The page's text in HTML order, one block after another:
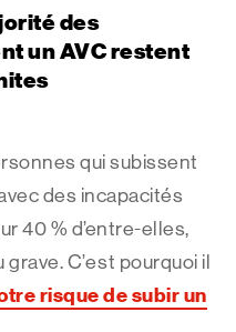
des
un AVC restent
qui subissent
des incapacités
40 % d’entre-elles,
C’est pourquoi il
risque de subir un